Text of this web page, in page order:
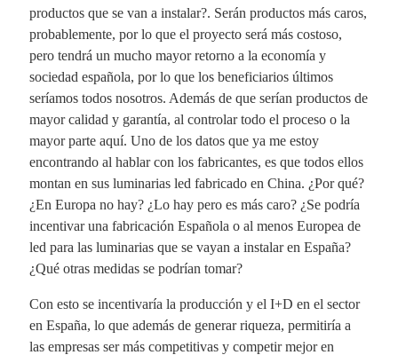
productos que se van a instalar?. Serán productos más caros,
probablemente, por lo que el proyecto será más costoso,
pero tendrá un mucho mayor retorno a la economía y
sociedad española, por lo que los beneficiarios últimos
seríamos todos nosotros. Además de que serían productos de
mayor calidad y garantía, al controlar todo el proceso o la
mayor parte aquí. Uno de los datos que ya me estoy
encontrando al hablar con los fabricantes, es que todos ellos
montan en sus luminarias led fabricado en China. ¿Por qué?
¿En Europa no hay? ¿Lo hay pero es más caro? ¿Se podría
incentivar una fabricación Española o al menos Europea de
led para las luminarias que se vayan a instalar en España?
¿Qué otras medidas se podrían tomar?
Con esto se incentivaría la producción y el I+D en el sector
en España, lo que además de generar riqueza, permitiría a
las empresas ser más competitivas y competir mejor en